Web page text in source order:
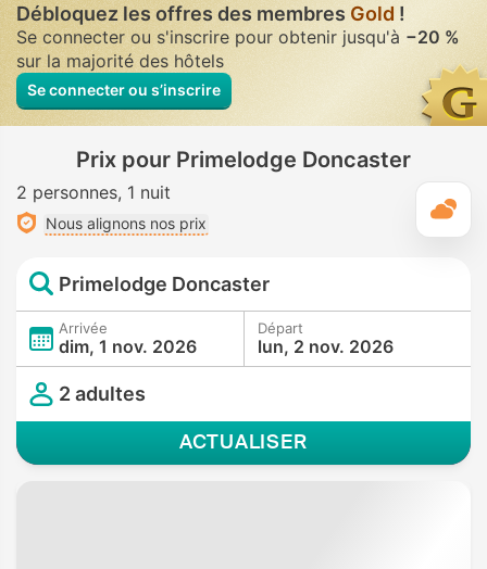
Débloquez les offres des membres Gold !
Se connecter ou s'inscrire pour obtenir jusqu'à −20 %
sur la majorité des hôtels
Se connecter ou s’inscrire
Prix pour Primelodge Doncaster
2 personnes 1 nuit
Nous alignons nos prix
Primelodge Doncaster
Arrivée
dim, 1 nov. 2026
Départ
lun, 2 nov. 2026
2 adultes
ACTUALISER